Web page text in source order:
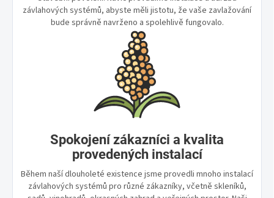
závlahových systémů, abyste měli jistotu, že vaše zavlažování
bude správně navrženo a spolehlivě fungovalo.
Spokojení zákazníci a kvalita
provedených instalací
Během naší dlouholeté existence jsme provedli mnoho instalací
závlahových systémů pro různé zákazníky, včetně skleníků,